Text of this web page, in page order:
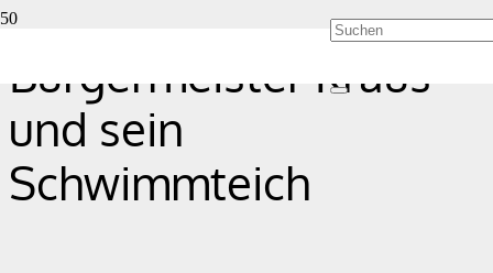
Bürgermeister Kraus
und sein
Schwimmteich